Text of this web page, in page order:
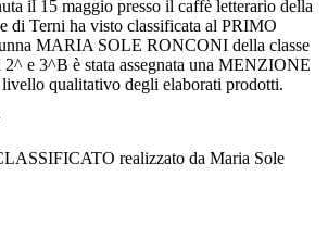
il 15 maggio presso il caffè letterario della
di Terni ha visto classificata al PRIMO
MARIA SOLE RONCONI della classe
e 3^B è stata assegnata una MENZIONE
qualitativo degli elaborati prodotti.
realizzato da Maria Sole